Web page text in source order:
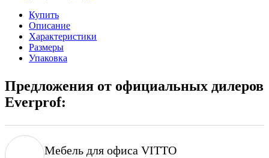
Купить
Описание
Характеристики
Размеры
Упаковка
Предложения от официальных дилеров
Everprof:
Мебель для офиса VITTO